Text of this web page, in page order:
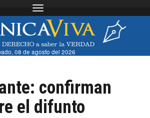
Toggle navigation
08 de agosto del 2026
confirman
el difunto